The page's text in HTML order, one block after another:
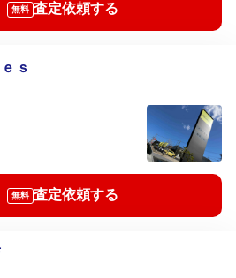
無料 査定依頼する
ｓ
無料 査定依頼する